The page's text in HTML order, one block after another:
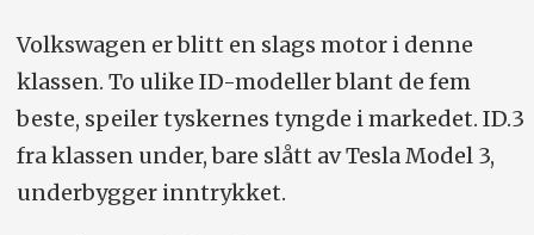
Volkswagen er blitt en slags motor i denne
klassen. To ulike ID-modeller blant de fem
beste, speiler tyskernes tyngde i markedet. ID.3
fra klassen under, bare slått av Tesla Model 3,
underbygger inntrykket.